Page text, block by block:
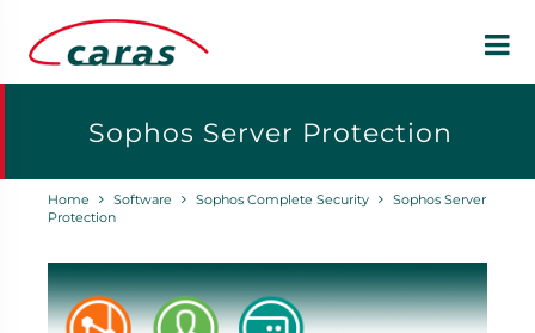
Sophos Server Protection
Home Software Sophos Complete Security
Sophos Server
Protection